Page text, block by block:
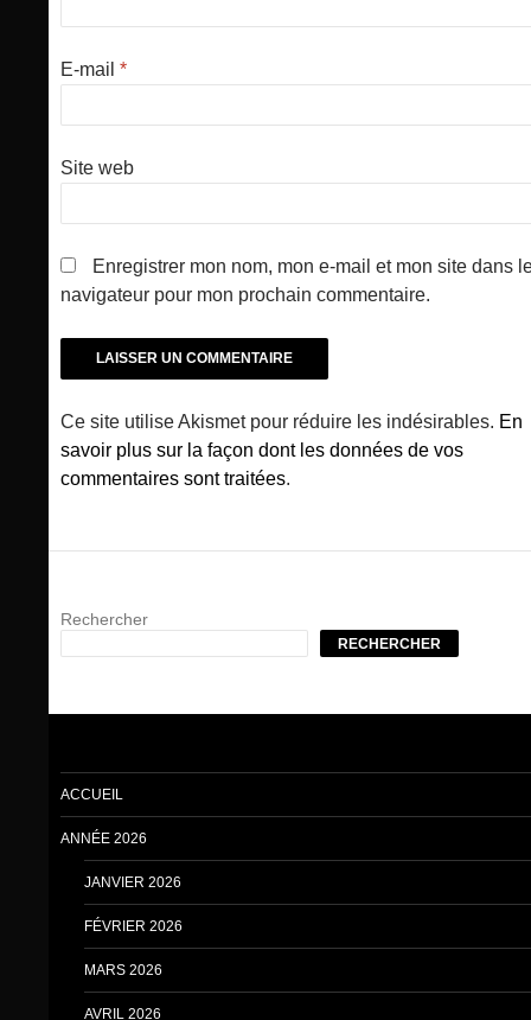
E-mail *
Site web
Enregistrer mon nom, mon e-mail et mon site dans
navigateur pour mon prochain commentaire.
Ce site utilise Akismet pour réduire les indésirables. En
savoir plus sur la façon dont les données de vos
commentaires sont traitées.
Rechercher
RECHERCHER
ACCUEIL
ANNÉE 2026
JANVIER 2026
FÉVRIER 2026
MARS 2026
AVRIL 2026